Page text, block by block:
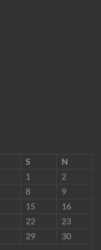
S
N
1
2
8
9
15
16
22
23
29
30